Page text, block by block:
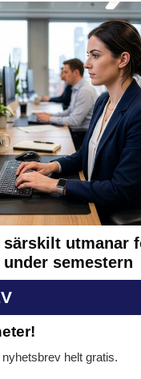
särskilt utmanar
semestern
helt gratis.